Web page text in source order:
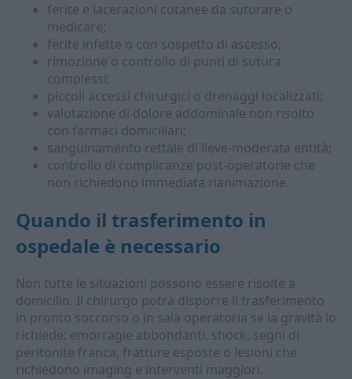
ferite e lacerazioni cutanee da suturare o
medicare;
ferite infette o con sospetto di ascesso;
rimozione o controllo di punti di sutura
complessi;
piccoli accessi chirurgici o drenaggi localizzati;
valutazione di dolore addominale non risolto
con farmaci domiciliari;
sanguinamento rettale di lieve-moderata entità;
controllo di complicanze post-operatorie che
non richiedono immediata rianimazione.
Quando il trasferimento in
ospedale è necessario
Non tutte le situazioni possono essere risolte a
domicilio. Il chirurgo potrà disporre il trasferimento
in pronto soccorso o in sala operatoria se la gravità lo
richiede: emorragie abbondanti, shock, segni di
peritonite franca, fratture esposte o lesioni che
richiedono imaging e interventi maggiori.